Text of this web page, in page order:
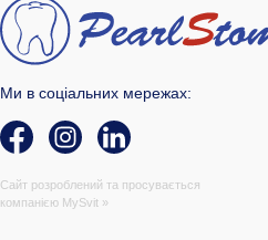
Ми в соціальних мережах:
Сайт розроблений та просувається
компанією MySvit »